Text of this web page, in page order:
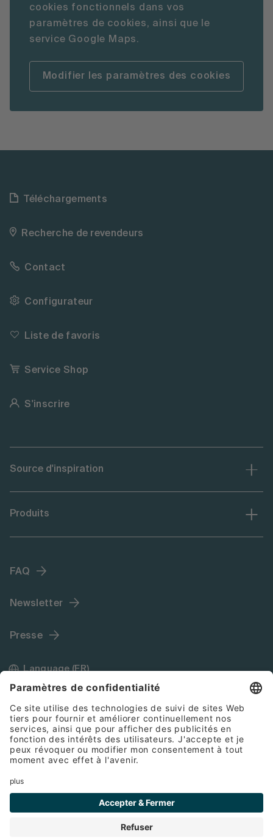
cookies fonctionnels dans vos
paramètres de cookies, ainsi que le
service Google Maps.
Modifier les paramètres des cookies
Téléchargements
Recherche de revendeurs
Contact
Configurateur
Liste de favoris
Service Shop
S'inscrire
Source d'inspiration
Produits
FAQ
Newsletter
Presse
Language (FR)
Mentions légales
Protection des données